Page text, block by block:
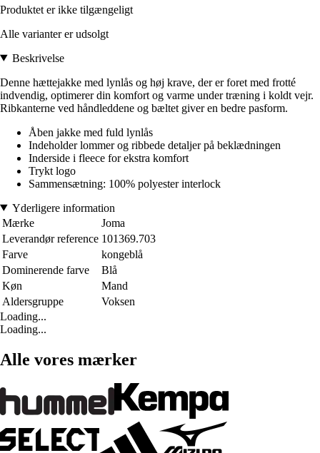
Produktet er ikke tilgængeligt
Alle varianter er udsolgt
Beskrivelse
Denne hættejakke med lynlås og høj krave, der er foret med frotté
indvendig, optimerer din komfort og varme under træning i koldt vejr.
Ribkanterne ved håndleddene og bæltet giver en bedre pasform.
Åben jakke med fuld lynlås
Indeholder lommer og ribbede detaljer på beklædningen
Inderside i fleece for ekstra komfort
Trykt logo
Sammensætning: 100% polyester interlock
Yderligere information
Mærke
Joma
Leverandør reference 101369.703
Farve
kongeblå
Dominerende farve
Blå
Køn
Mand
Aldersgruppe
Voksen
Loading...
Loading...
Alle vores mærker